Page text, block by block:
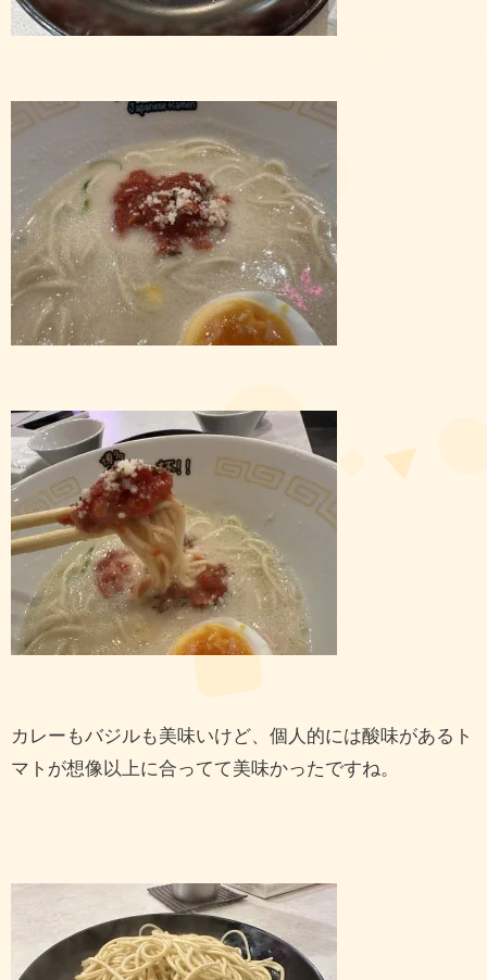
カレーもバジルも美味いけど、個人的には酸味があるト
マトが想像以上に合ってて美味かったですね。